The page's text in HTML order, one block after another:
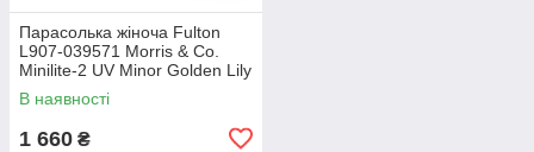
Парасолька жіноча Fulton
L907-039571 Morris & Co.
Minilite-2 UV Minor Golden Lily
Slate Manilla (Золота лілія)
В наявності
1 660 ₴